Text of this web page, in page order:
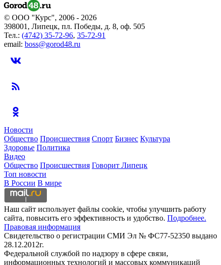
© ООО "Курс", 2006 - 2026
398001, Липецк, пл. Победы, д. 8, оф. 505
Тел.: (4742) 35-72-96, 35-72-91
email: boss@gorod48.ru
Новости
Общество Происшествия Спорт Бизнес Культура
Здоровье Политика
Видео
Общество Происшествия Говорит Липецк
Топ новости
В России В мире
Наш сайт использует файлы cookie, чтобы улучшить работу
сайта, повысить его эффективность и удобство. Подробнее.
Правовая информация
Свидетельство о регистрации СМИ Эл № ФС77-52350 выдано
28.12.2012г.
Федеральной службой по надзору в сфере связи,
информационных технологий и массовых коммуникаций